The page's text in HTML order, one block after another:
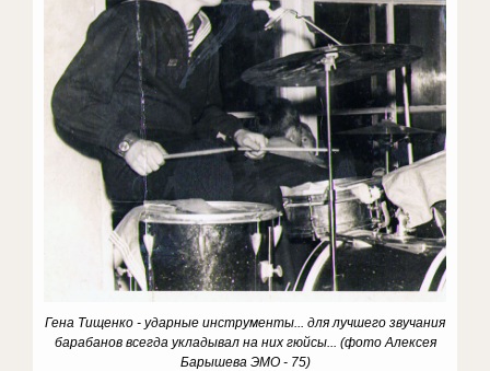
Гена Тищенко - ударные инструменты... для лучшего звучания
барабанов всегда укладывал на них гюйсы... (фото Алексея
Барышева ЭМО - 75)